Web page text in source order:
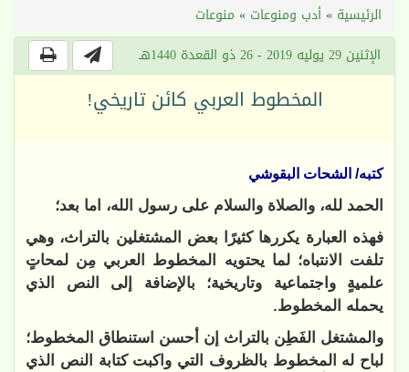
الرئيسية »أدب ومنوعات » منوعات
الإثنين 29 يوليه 2019 - 26 ذو القعدة 1440هـ
المخطوط العربي كائن تاريخي!
كتبه/ الشحات البقوشي
الحمد لله، والصلاة والسلام على رسول الله، اما بعد؛
فهذه العبارة يكررها كثيرًا بعض المشتغلين بالتراث، وهي
تلفت الانتباه؛ لما يحتويه المخطوط العربي مِن لمحاتٍ
علميةٍ واجتماعية وتاريخية؛ بالإضافة إلى النص الذي
يحمله المخطوط.
والمشتغل الفَطِن بالتراث إن أحسن استنطاق المخطوط؛
لباح له المخطوط بالظروف التي واكبت كتابة النص الذي